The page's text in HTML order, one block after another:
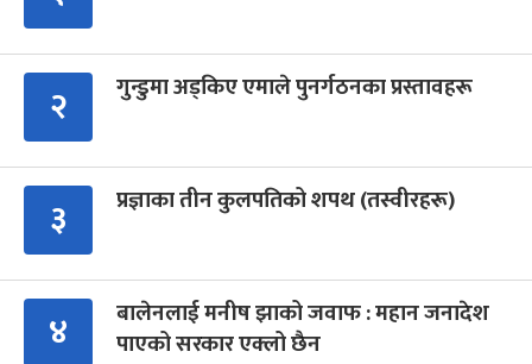
२ गुन्डुमा अड्किए एमाले पुनर्गठनका प्रस्तावहरू
३ प्रज्ञाका तीन कुलपतिको शपथ (तस्वीरहरू)
४
बालेनलाई मनीष झाको जवाफ : महान जनादेश
पाएको सरकार एक्लो छैन